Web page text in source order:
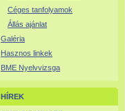
Céges tanfolyamok
Állás ajánlat
Galéria
Hasznos linkek
BME Nyelvvizsga
HÍREK